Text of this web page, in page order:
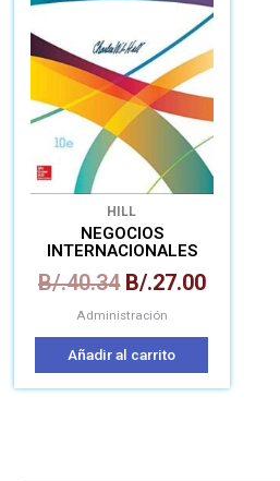
HILL
NEGOCIOS
INTERNACIONALES
B/.40.34
B/.40.34.
B/.27.00
es:
B/.27.00.
Administración
Añadir al carrito